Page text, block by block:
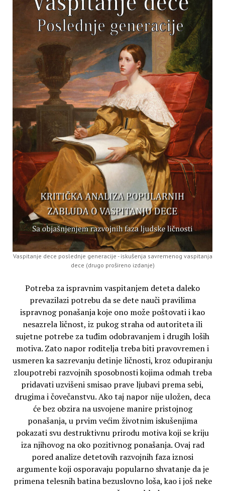
Vaspitanje dece poslednje generacije - iskušenja savremenog vaspitanja
dece (drugo prošireno izdanje)
Potreba za ispravnim vaspitanjem deteta daleko
prevazilazi potrebu da se dete nauči pravilima
ispravnog ponašanja koje ono može poštovati i kao
nesazrela ličnost, iz pukog straha od autoriteta ili
sujetne potrebe za tuđim odobravanjem i drugih loših
motiva. Zato napor roditelja treba biti pravovremen i
usmeren ka sazrevanju detinje ličnosti, kroz odupiranju
zloupotrebi razvojnih sposobnosti kojima odmah treba
pridavati uzvišeni smisao prave ljubavi prema sebi,
drugima i čovečanstvu. Ako taj napor nije uložen, deca
će bez obzira na usvojene manire pristojnog
ponašanja, u prvim većim životnim iskušenjima
pokazati svu destruktivnu prirodu motiva koji se kriju
iza njihovog na oko pozitivnog ponašanja. Ovaj rad
pored analize detetovih razvojnih faza iznosi
argumente koji osporavaju popularno shvatanje da je
primena telesnih batina bezuslovno loša, kao i još neke